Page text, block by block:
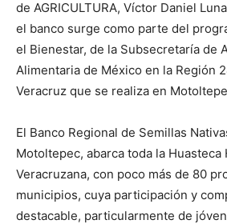
de AGRICULTURA, Víctor Daniel
el banco surge como parte del
el Bienestar, de la Subsecretaría de
Alimentaria de México en la Región
Veracruz que se realiza en
El Banco Regional de Semillas
Motoltepec, abarca toda la Huasteca
Veracruzana, con poco más de 80
municipios, cuya participación y
destacable, particularmente de